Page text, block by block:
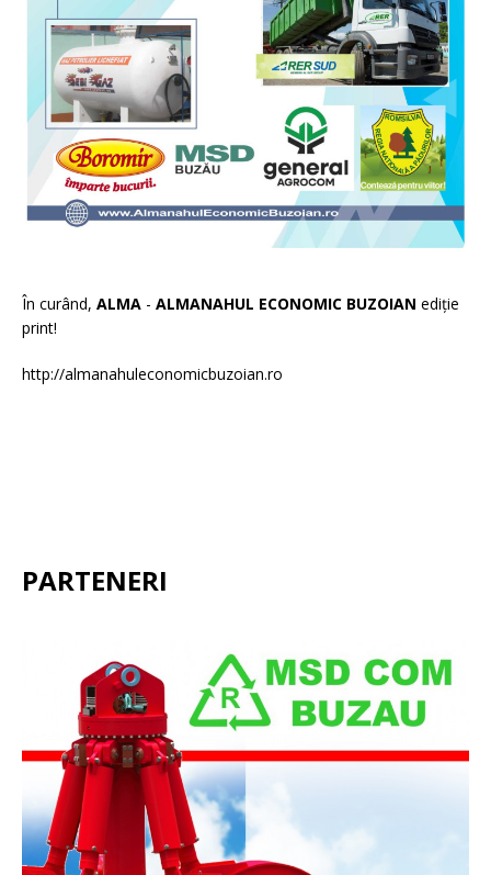
În curând, ALMA - ALMANAHUL ECONOMIC BUZOIAN ediție
print!
http://almanahuleconomicbuzoian.ro
PARTENERI